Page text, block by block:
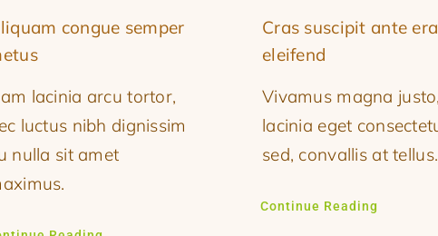
congue semper
lacinia arcu tortor,
luctus nibh dignissim
nulla sit amet
Cras suscipit ante
eleifend
Vivamus magna justo,
lacinia eget
sed, convallis at tellus.
Continue Reading